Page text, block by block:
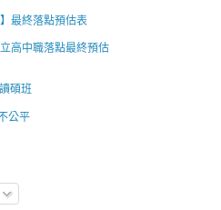
最終落點預估表
高中職落點最終預估
碩班
公平